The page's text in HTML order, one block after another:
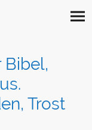
Bibel,
Trost